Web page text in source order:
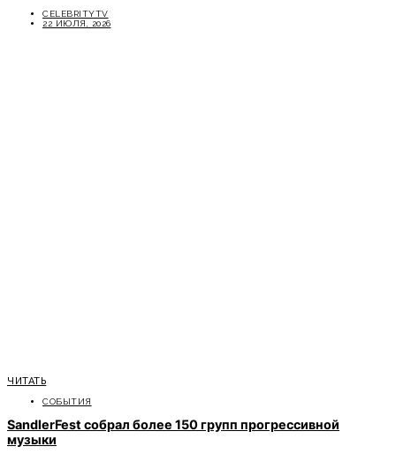
CELEBRITYTV
22 ИЮЛЯ, 2026
ЧИТАТЬ
СОБЫТИЯ
SandlerFest собрал более 150 групп прогрессивной
музыки